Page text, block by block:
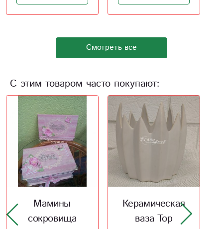
Смотреть все
С этим товаром часто покупают:
Керамическая
ваза Тор
Домик Шебби
Домик Шебби ручной